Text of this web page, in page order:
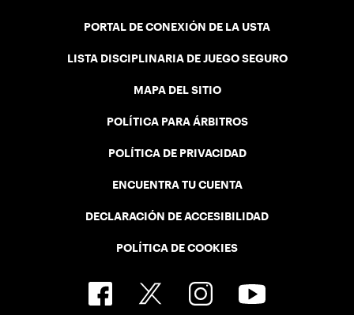
ENCUENTRA TU CUENTA
DECLARACIÓN DE ACCESIBILIDAD
POLÍTICA DE COOKIES
USTA APPS